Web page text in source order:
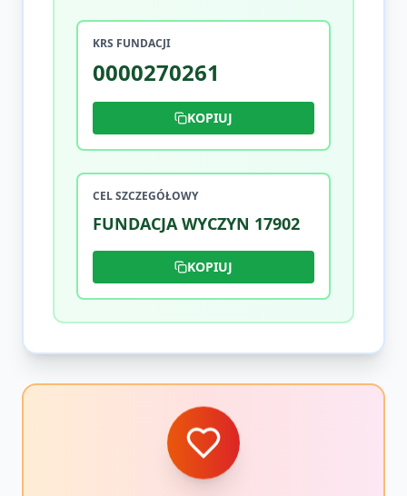
KRS FUNDACJI
0000270261
KOPIUJ
CEL SZCZEGÓŁOWY
FUNDACJA WYCZYN 17902
KOPIUJ